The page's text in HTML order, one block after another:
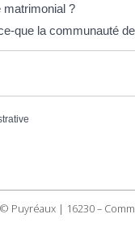
?
que la communauté
Puyréaux | 16230 –